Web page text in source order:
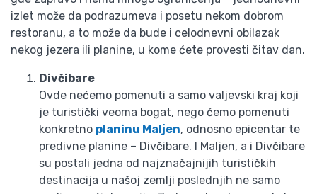
izlet može da podrazumeva i posetu nekom dobrom
restoranu, a to može da bude i celodnevni obilazak
nekog jezera ili planine, u kome ćete provesti čitav dan.
Divčibare
Ovde nećemo pomenuti a samo valjevski kraj koji
je turistički veoma bogat, nego ćemo pomenuti
konkretno planinu Maljen, odnosno epicentar te
predivne planine – Divčibare. I Maljen, a i Divčibare
su postali jedna od najznačajnijih turističkih
destinacija u našoj zemlji poslednjih ne samo